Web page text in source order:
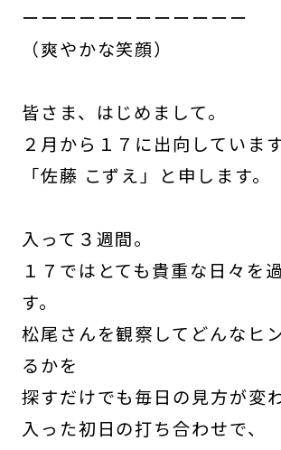
ーーーーーーーーーーーー
（爽やかな笑顔）
皆さま、はじめまして。
２月から１７に出向していま
「佐藤 こずえ」と申します。
入って３週間。
１７ではとても貴重な日々を
す。
松尾さんを観察してどんなヒ
るかを
探すだけでも毎日の見方が変
入った初日の打ち合わせで、